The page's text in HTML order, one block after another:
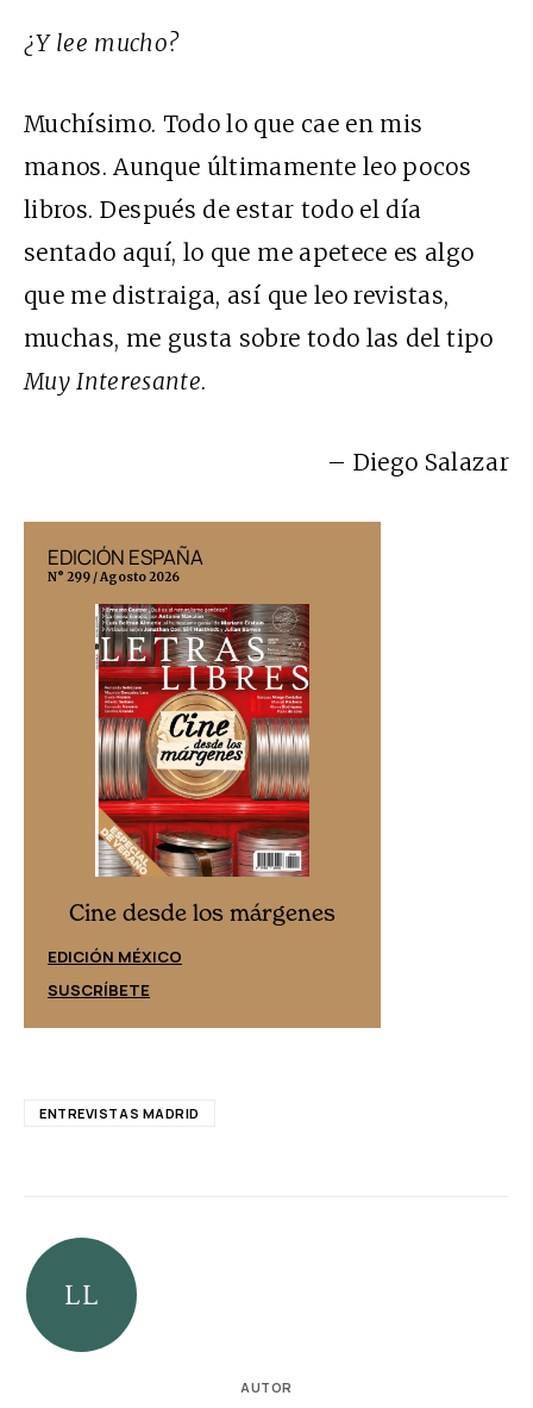
¿Y lee mucho?
Muchísimo. Todo lo que cae en mis
manos. Aunque últimamente leo pocos
libros. Después de estar todo el día
sentado aquí, lo que me apetece es algo
que me distraiga, así que leo revistas,
muchas, me gusta sobre todo las del tipo
Muy Interesante.
– Diego Salazar
EDICIÓN ESPAÑA
N° 299 / Agosto 2026
Cine desde los márgenes
EDICIÓN MÉXICO
SUSCRÍBETE
ENTREVISTAS MADRID
AUTOR